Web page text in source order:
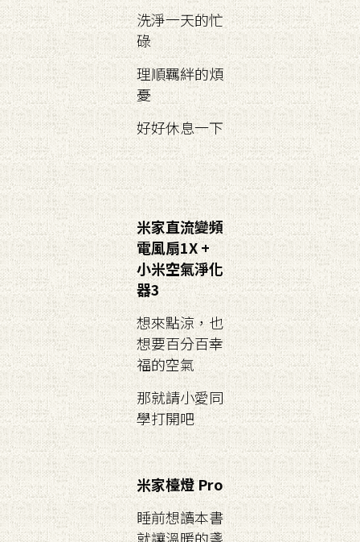
洗淨一天的忙
碌
理順羈絆的煩
憂
好好休息一下
米家直流變頻
電風扇1X +
小米空氣淨化
器3
想來點涼，也
想要百分百幸
福的空氣
那就請小愛同
學打開吧
米家檯燈 Pro
睡前想讀本書